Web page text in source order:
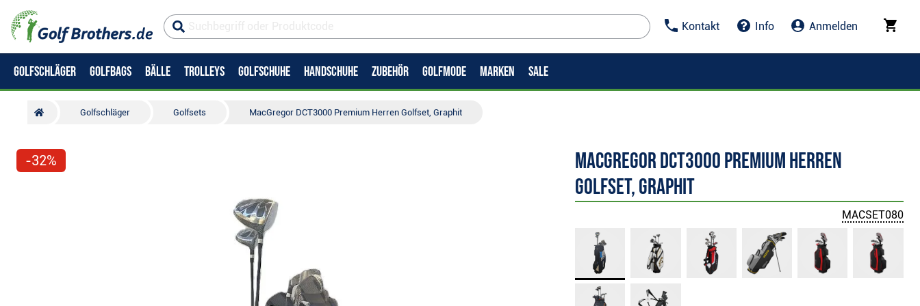
Kontakt Info Anmelden
GOLFSCHLÄGER GOLFBAGS BÄLLE TROLLEYS GOLFSCHUHE HANDSCHUHE ZUBEHÖR GOLFMODE MARKEN SALE
Golfschläger Golfsets MacGregor DCT3000 Premium Herren Golfset, Graphit
-32%
MacGregor DCT3000 Premium Herren
Golfset, Graphit
MACSET080